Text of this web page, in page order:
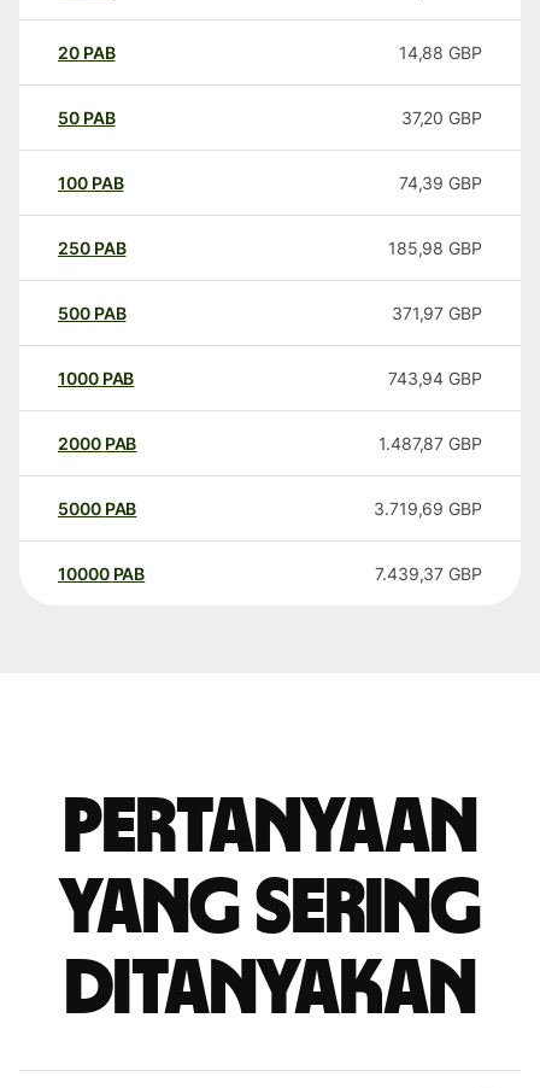
20 PAB 14,88 GBP
50 PAB 37,20 GBP
100 PAB 74,39 GBP
250 PAB 185,98 GBP
500 PAB 371,97 GBP
1000 PAB 743,94 GBP
2000 PAB 1.487,87 GBP
5000 PAB 3.719,69 GBP
10000 PAB 7.439,37 GBP
Pertanyaan
yang sering
ditanyakan